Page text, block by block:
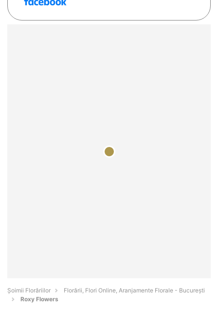
Șoimii Florăriilor
Florării, Flori Online, Aranjamente Florale - Bucureşti
Roxy Flowers